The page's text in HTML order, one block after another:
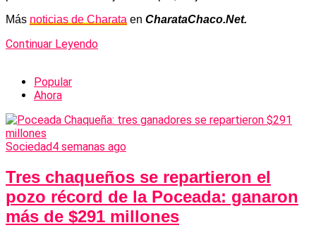
Más noticias de Charata en CharataChaco.Net.
Continuar Leyendo
Popular
Ahora
Sociedad4 semanas ago
Tres chaqueños se repartieron el
pozo récord de la Poceada: ganaron
más de $291 millones